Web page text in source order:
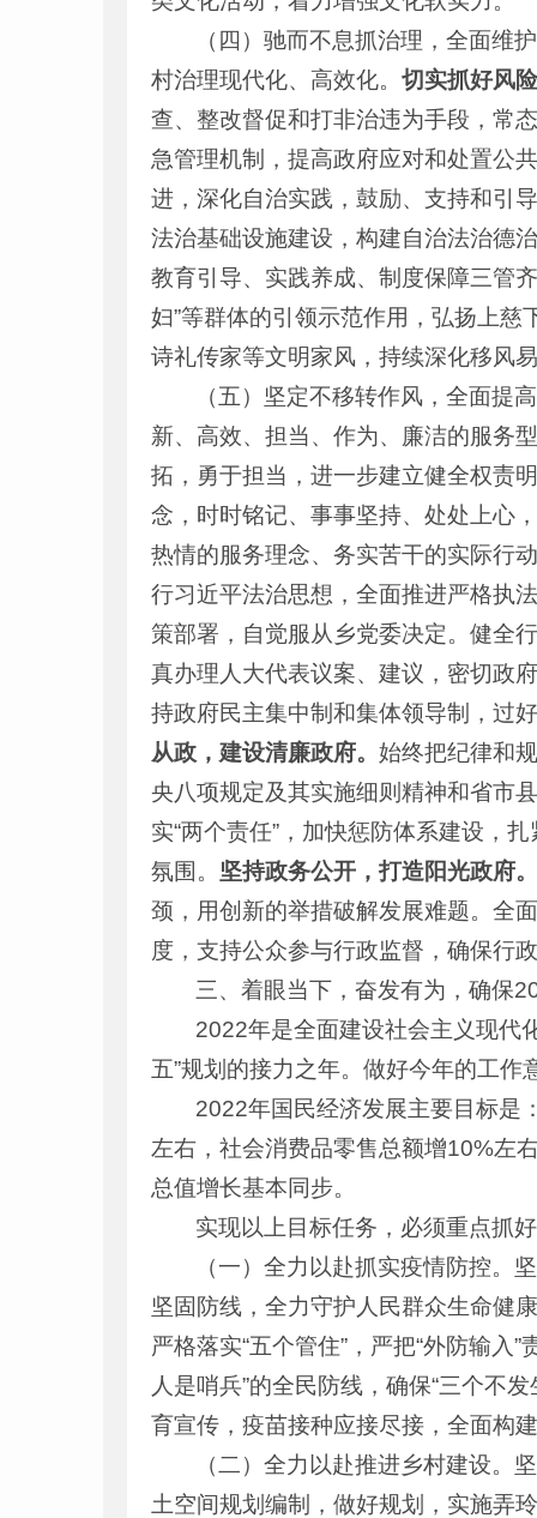
（四）驰而不息抓治理，全面维
村治理现代化、高效化。 切实抓好风
查、整改督促和打非治违为手段，常
急管理机制，提高政府应对和处置公
进，深化自治实践，鼓励、支持和引
法治基础设施建设，构建自治法治德
教育引导、实践养成、制度保障三管
妇”等群体的引领示范作用，弘扬上
诗礼传家等文明家风，持续深化移风
（五）坚定不移转作风，全面提
新、高效、担当、作为、廉洁的服务
拓，勇于担当，进一步建立健全权责
念，时时铭记、事事坚持、处处上心
热情的服务理念、务实苦干的实际行
行习近平法治思想，全面推进严格执
策部署，自觉服从乡党委决定。健全
真办理人大代表议案、建议，密切政
持政府民主集中制和集体领导制，过
从政，建设清廉政府。 始终把纪律和
央八项规定及其实施细则精神和省市
实“两个责任”，加快惩防体系建设，
氛围。 坚持政务公开，打造阳光政府。
颈，用创新的举措破解发展难题。全
度，支持公众参与行政监督，确保行
三、着眼当下，奋发有为，确保
2022年是全面建设社会主义现代
五”规划的接力之年。做好今年的工作
2022年国民经济发展主要目标是
左右，社会消费品零售总额增10%左
总值增长基本同步。
实现以上目标任务，必须重点抓
（一）全力以赴抓实疫情防控。
坚固防线，全力守护人民群众生命健
严格落实“五个管住”，严把“外防输入
人是哨兵”的全民防线，确保“三个不
育宣传，疫苗接种应接尽接，全面构
（二）全力以赴推进乡村建设。
土空间规划编制，做好规划，实施弄